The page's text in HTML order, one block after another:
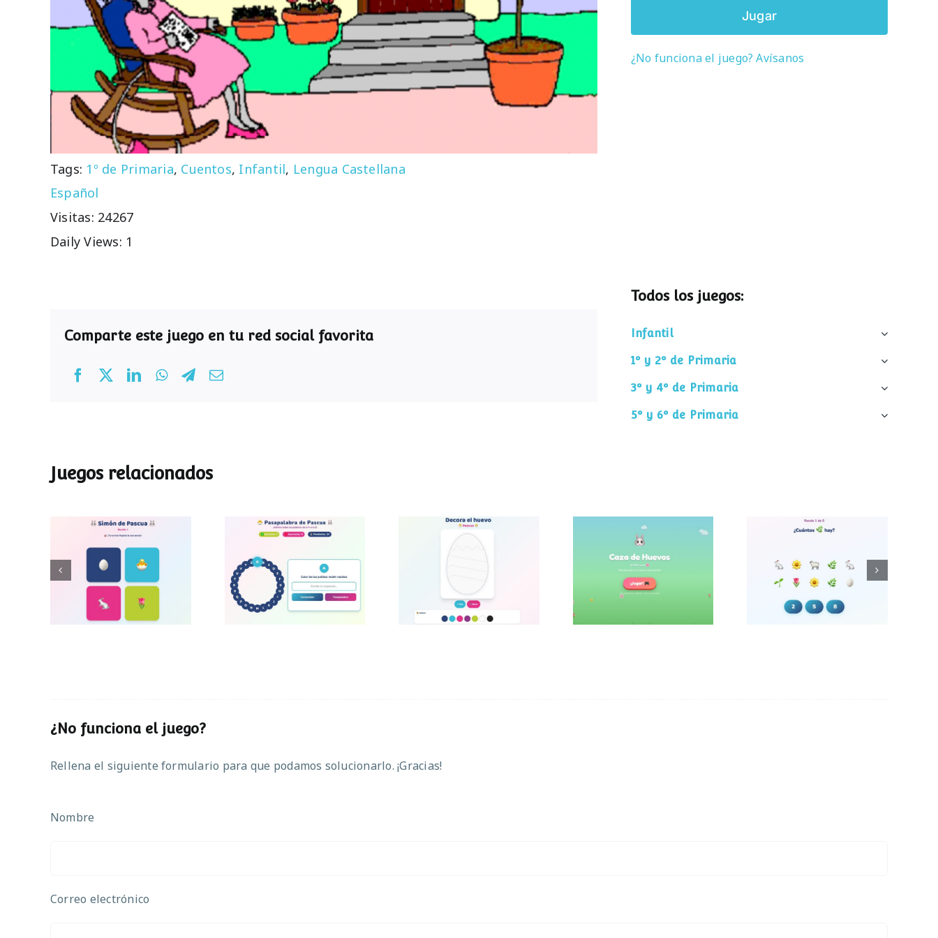
Tags: 1º de Primaria, Cuentos, Infantil, Lengua Castellana
Español
Visitas: 24267
Daily Views: 1
Jugar
¿No funciona el juego? Avísanos
Comparte este juego en tu red social favorita
Todos los juegos:
Infantil
1º y 2º de Primaria
3º y 4º de Primaria
5º y 6º de Primaria
Juegos relacionados
Simon de Pascua
Pasapalabra de
Pascua
Decora el huevo de
Pascua
Caza de huevos
¿Cuántos
elementos hay?
¿No funciona el juego?
Rellena el siguiente formulario para que podamos solucionarlo. ¡Gracias!
Nombre
Correo electrónico